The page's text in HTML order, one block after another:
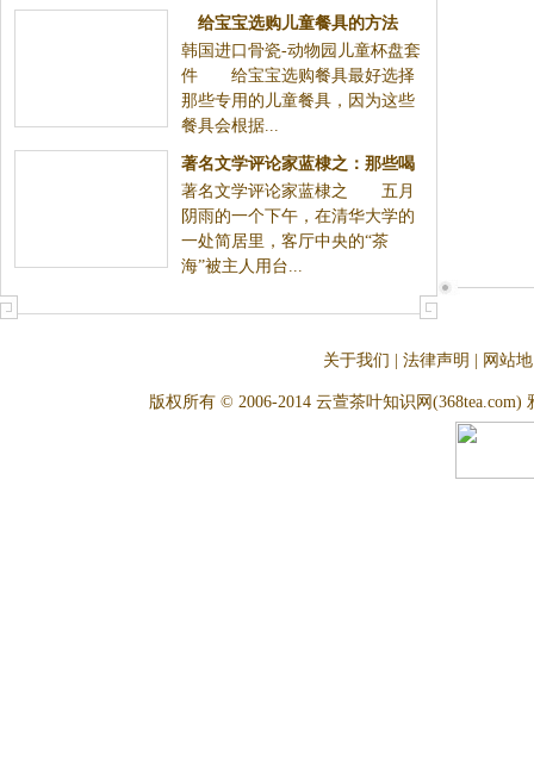
给宝宝选购儿童餐具的方法
韩国进口骨瓷-动物园儿童杯盘套
件 给宝宝选购餐具最好选择
那些专用的儿童餐具，因为这些
餐具会根据...
著名文学评论家蓝棣之：那些喝
茶
著名文学评论家蓝棣之 五月
阴雨的一个下午，在清华大学的
一处简居里，客厅中央的“茶
海”被主人用台...
关于我们 法律声明 网站
版权所有 © 2006-2014 云萱茶叶知识网